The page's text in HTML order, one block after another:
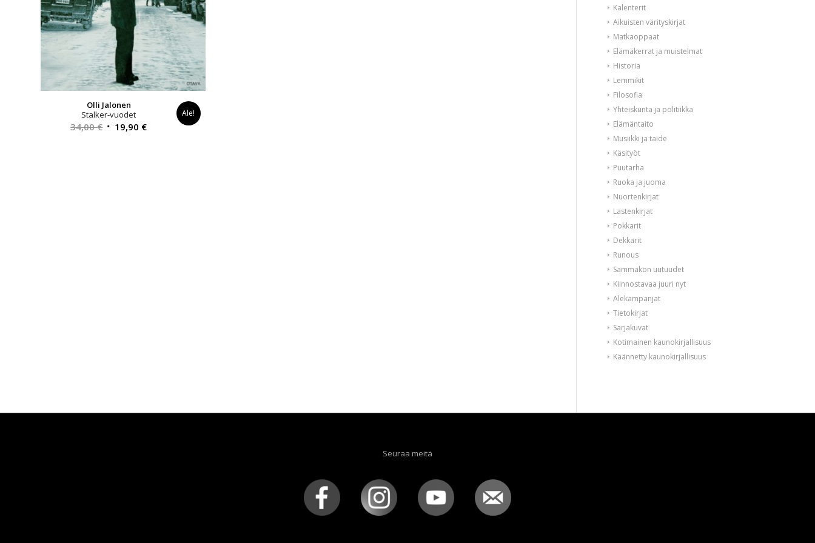
Olli Jalonen
Stalker-vuodet
34,00€ Alkuperäinen
19,90 €Nykyinen
Ale!
Kalenterit
Aikuisten värityskirjat
Matkaoppaat
Elämäkerrat ja muistelmat
Historia
Lemmikit
Filosofia
Yhteiskunta ja politiikka
Elämäntaito
Musiikki ja taide
Käsityöt
Puutarha
Ruoka ja juoma
Nuortenkirjat
Lastenkirjat
Pokkarit
Dekkarit
Runous
Sammakon uutuudet
Kiinnostavaa juuri nyt
Alekampanjat
Tietokirjat
Sarjakuvat
Kotimainen kaunokirjallisuus
Käännetty kaunokirjallisuus
Seuraa meitä